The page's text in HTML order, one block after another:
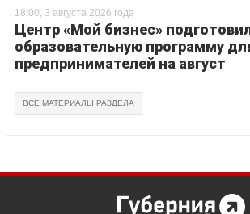
18:00, 3 августа 2026 года
Центр «Мой бизнес»
образовательную программу
предпринимателей на август
ВСЕ МАТЕРИАЛЫ РАЗДЕЛА